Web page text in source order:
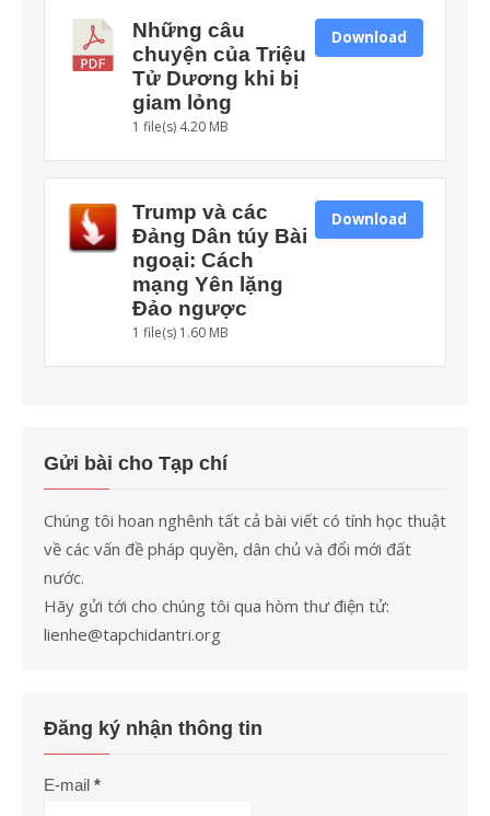
Những câu
chuyện của Triệu
Tử Dương khi bị
giam lỏng
1 file(s) 4.20 MB
Download
Trump và các
Đảng Dân túy Bài
ngoại: Cách
mạng Yên lặng
Đảo ngược
1 file(s) 1.60 MB
Download
Gửi bài cho Tạp chí
Chúng tôi hoan nghênh tất cả bài viết có tính học thuật
về các vấn đề pháp quyền, dân chủ và đổi mới đất
nước.
Hãy gửi tới cho chúng tôi qua hòm thư điện tử:
lienhe@tapchidantri.org
Đăng ký nhận thông tin
E-mail *